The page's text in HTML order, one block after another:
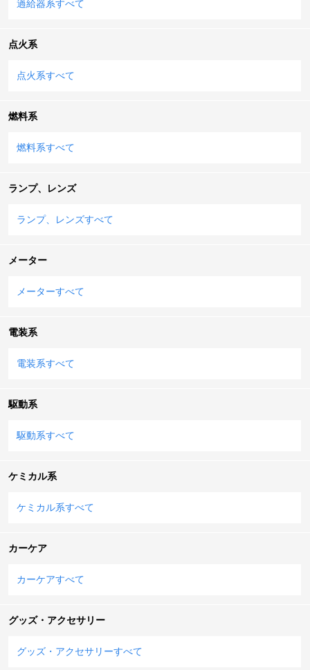
過給器系すべて
点火系
点火系すべて
燃料系
燃料系すべて
ランプ、レンズ
ランプ、レンズすべて
メーター
メーターすべて
電装系
電装系すべて
駆動系
駆動系すべて
ケミカル系
ケミカル系すべて
カーケア
カーケアすべて
グッズ・アクセサリー
グッズ・アクセサリーすべて